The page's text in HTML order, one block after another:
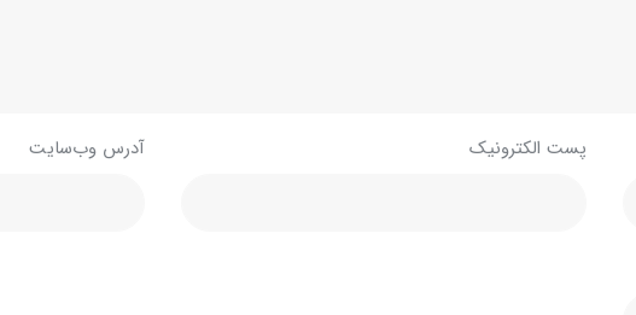
پست الکترونیک آدرس وب‌سایت